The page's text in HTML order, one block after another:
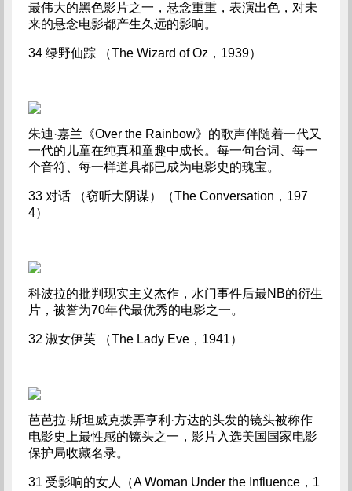
最伟大的黑色影片之一，悬念重重，表演出色，对未
来的悬念电影都产生久远的影响。
34 绿野仙踪 （The Wizard of Oz，1939）
朱迪·嘉兰《Over the Rainbow》的歌声伴随着一代又
一代的儿童在纯真和童趣中成长。每一句台词、每一
个音符、每一样道具都已成为电影史的瑰宝。
33 对话 （窃听大阴谋）（The Conversation，197
4）
科波拉的批判现实主义杰作，水门事件后最NB的衍生
片，被誉为70年代最优秀的电影之一。
32 淑女伊芙 （The Lady Eve，1941）
芭芭拉·斯坦威克拨弄亨利·方达的头发的镜头被称作
电影史上最性感的镜头之一，影片入选美国国家电影
保护局收藏名录。
31 受影响的女人（A Woman Under the Influence，1